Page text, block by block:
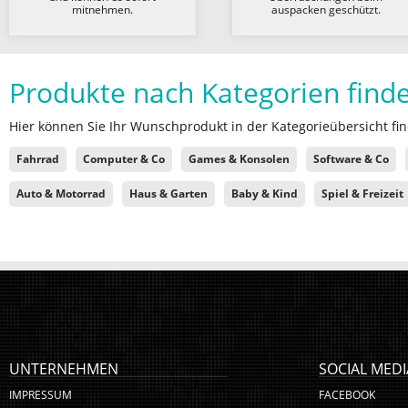
mitnehmen.
auspacken geschützt.
Produkte nach Kategorien
Hier können Sie Ihr Wunschprodukt in der Kategorieübersicht
Fahrrad Computer & Co Games & Konsolen Software & Co
Auto & Motorrad Haus & Garten Baby & Kind Spiel & Freizeit
UNTERNEHMEN
IMPRESSUM
SOCIAL
FACEBOOK